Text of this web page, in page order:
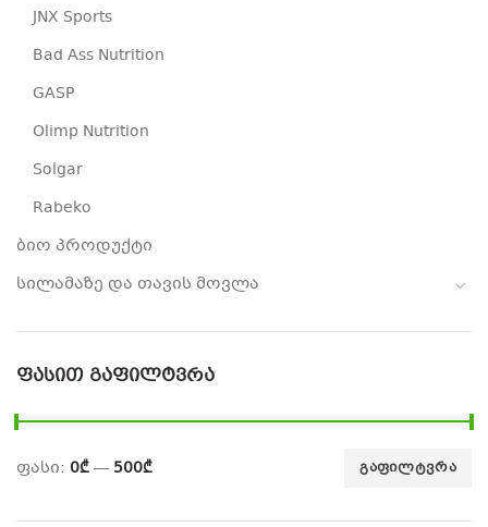
JNX Sports
Bad Ass Nutrition
GASP
Olimp Nutrition
Solgar
Rabeko
ბიო პროდუქტი
სილამაზე და თავის მოვლა
ᲤᲐᲡᲘᲗ ᲒᲐᲤᲘᲚᲢᲕᲠᲐ
ᲒᲐᲤᲘᲚᲢᲕᲠᲐ
ფასი: 0₾— 500₾